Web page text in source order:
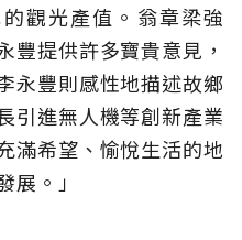
觀光產值。翁章梁強
豐提供許多寶貴意見，
永豐則感性地描述故鄉
引進無人機等創新產業
滿希望、愉悅生活的地
展。」